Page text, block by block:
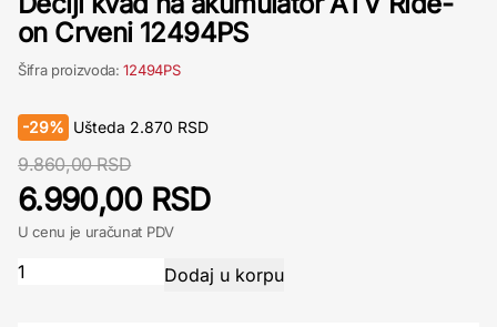
on Crveni 12494PS
Šifra proizvoda:12494PS
-29% Ušteda 2.870 RSD
9.860,00 RSD
6.990,00 RSD
U cenu je uračunat PDV